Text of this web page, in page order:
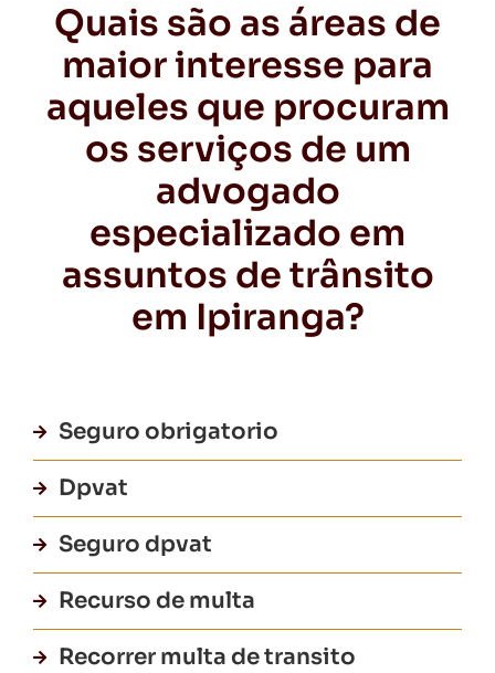
Quais são as áreas de
maior interesse para
aqueles que procuram
os serviços de um
advogado
especializado em
assuntos de trânsito
em Ipiranga?
Seguro obrigatorio
Dpvat
Seguro dpvat
Recurso de multa
Recorrer multa de transito